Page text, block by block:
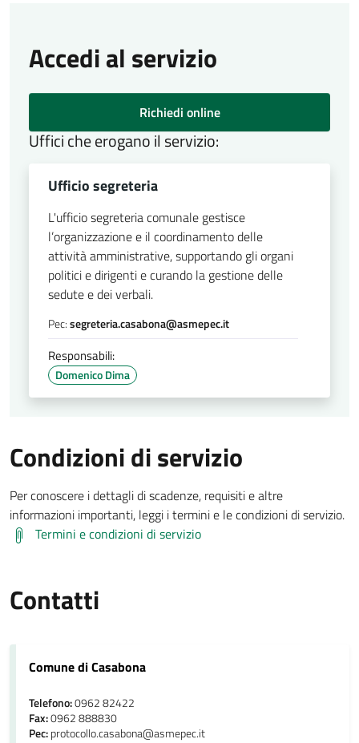
Accedi al servizio
Richiedi online
Uffici che erogano il servizio:
Ufficio segreteria
L'ufficio segreteria comunale gestisce
l’organizzazione e il coordinamento delle
attività amministrative, supportando gli organi
politici e dirigenti e curando la gestione delle
sedute e dei verbali.
Pec:segreteria.casabona@asmepec.it
Responsabili:
Domenico Dima
Condizioni di servizio
Per conoscere i dettagli di scadenze, requisiti e altre
informazioni importanti, leggi i termini e le condizioni di servizio.
Termini e condizioni di servizio
Contatti
Comune di Casabona
Telefono:0962 82422
Fax:0962 888830
Pec:protocollo.casabona@asmepec.it